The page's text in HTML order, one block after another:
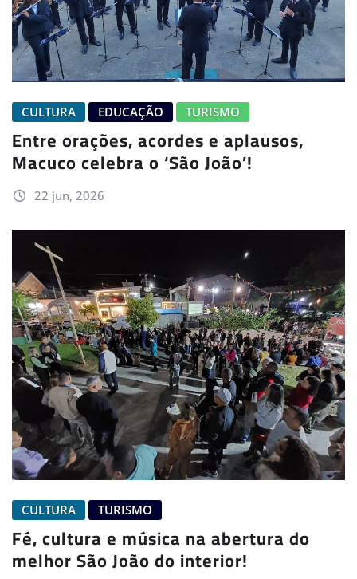
CULTURA EDUCAÇÃO TURISMO
Entre orações, acordes e aplausos,
Macuco celebra o ‘São João’!
22 jun, 2026
CULTURA TURISMO
Fé, cultura e música na abertura do
melhor São João do interior!